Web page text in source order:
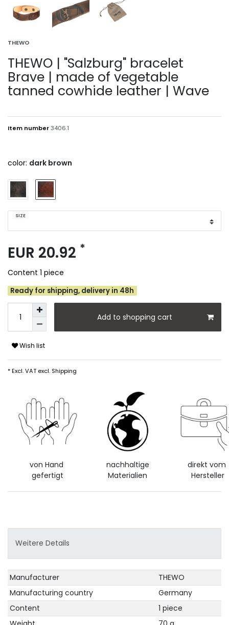
THEWO
THEWO | "Salzburg" bracelet
Brave | made of vegetable
tanned cowhide leather | Wave
Item number3406.1
color: dark brown
SIZE
EUR 20.92 *
Content 1 piece
Ready for shipping, delivery in 48h
Add to shopping cart
Wish list
* Excl. VAT excl. Shipping
von Hand
gefertigt
nachhaltige
Materialien
direkt vom
Hersteller
Weitere Details
Technical
characteristic
Value
Manufacturer
THEWO
Manufacturing country
Germany
Content
1 piece